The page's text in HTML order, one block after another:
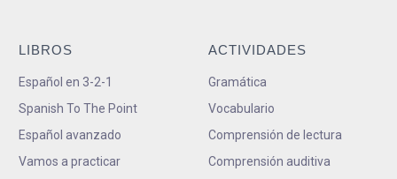
LIBROS
Español en 3-2-1
Spanish To The Point
Español avanzado
Vamos a practicar
ACTIVIDADES
Gramática
Vocabulario
Comprensión de lectura
Comprensión auditiva